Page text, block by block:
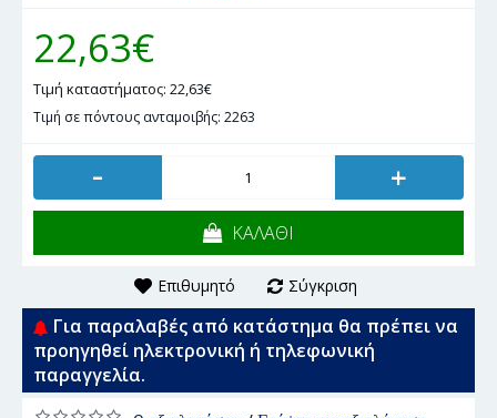
22,63€
Τιμή καταστήματος: 22,63€
Τιμή σε πόντους ανταμοιβής: 2263
- +
ΚΑΛΑΘΙ
Επιθυμητό Σύγκριση
Για παραλαβές από κατάστημα θα πρέπει να
προηγηθεί ηλεκτρονική ή τηλεφωνική
παραγγελία.